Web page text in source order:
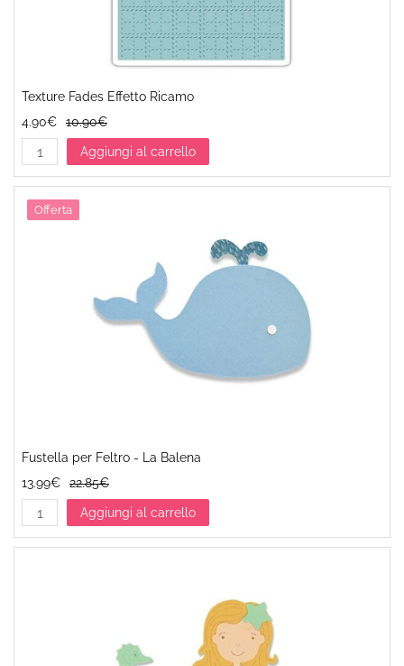
Texture Fades Effetto Ricamo
4.90€
10.90€
Aggiungi al carrello
Offerta
Fustella per Feltro - La Balena
13.99€
22.85€
Aggiungi al carrello